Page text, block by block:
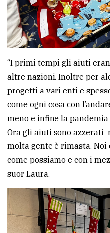
“I primi tempi gli aiuti
altre nazioni. Inoltre per
progetti a vari enti e
come ogni cosa con
meno e infine la pandemia
Ora gli aiuti sono azzerati
molta gente è rimasta.
come possiamo e con i
suor Laura.